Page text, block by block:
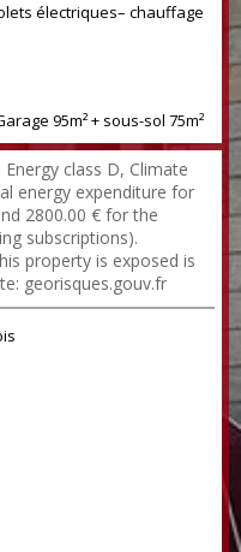
électriques– chauffage
95m² + sous-sol 75m²
class D, Climate
energy expenditure for
2800.00 € for the
subscriptions).
property is exposed is
georisques.gouv.fr